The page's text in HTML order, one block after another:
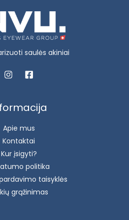
saulės akiniai
Apie mus
Kontaktai
Kur įsigyti?
politika
taisyklės
grąžinimas